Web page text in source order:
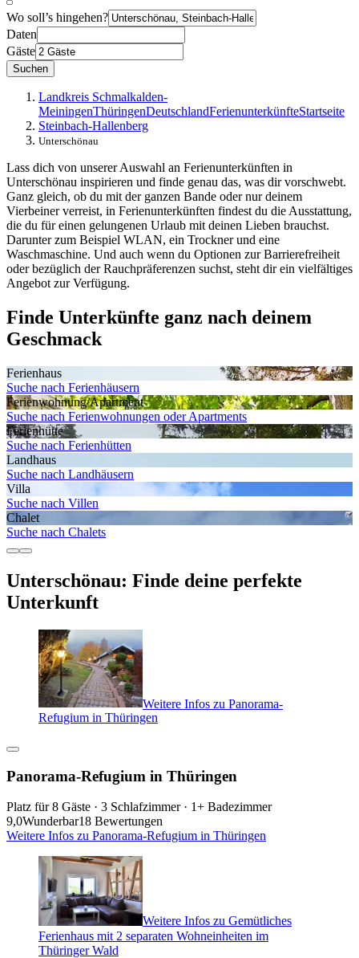
Wo soll’s hingehen?
Daten
Gäste
Suchen
Landkreis Schmalkalden-
MeiningenThüringenDeutschlandFerienunterkünfteStartseite
Steinbach-Hallenberg
Unterschönau
Lass dich von unserer Auswahl an Ferienunterkünften in
Unterschönau inspirieren und finde genau das, was dir vorschwebt.
Ganz gleich, ob du mit der ganzen Bande oder nur deinem
Vierbeiner verreist, in Ferienunterkünften findest du die Ausstattung,
die du für einen gelungenen Urlaub mit deinen Lieben brauchst.
Darunter zum Beispiel WLAN, ein Trockner und eine
Waschmaschine. Und auch wenn du Optionen zur Barrierefreiheit
oder bezüglich der Rauchpräferenzen suchst, steht dir ein vielfältiges
Angebot zur Verfügung.
Finde Unterkünfte ganz nach deinem
Geschmack
Ferienhaus
Suche nach Ferienhäusern
Ferienwohnung/Apartment
Suche nach Ferienwohnungen oder Apartments
Ferienhütte
Suche nach Ferienhütten
Landhaus
Suche nach Landhäusern
Villa
Suche nach Villen
Chalet
Suche nach Chalets
Unterschönau: Finde deine perfekte
Unterkunft
Weitere Infos zu Panorama-
Refugium in Thüringen
Panorama-Refugium in Thüringen
Platz für 8 Gäste · 3 Schlafzimmer · 1+ Badezimmer
9,0Wunderbar18 Bewertungen
Weitere Infos zu Panorama-Refugium in Thüringen
Weitere Infos zu Gemütliches
Ferienhaus mit 2 separaten Wohneinheiten im
Thüringer Wald